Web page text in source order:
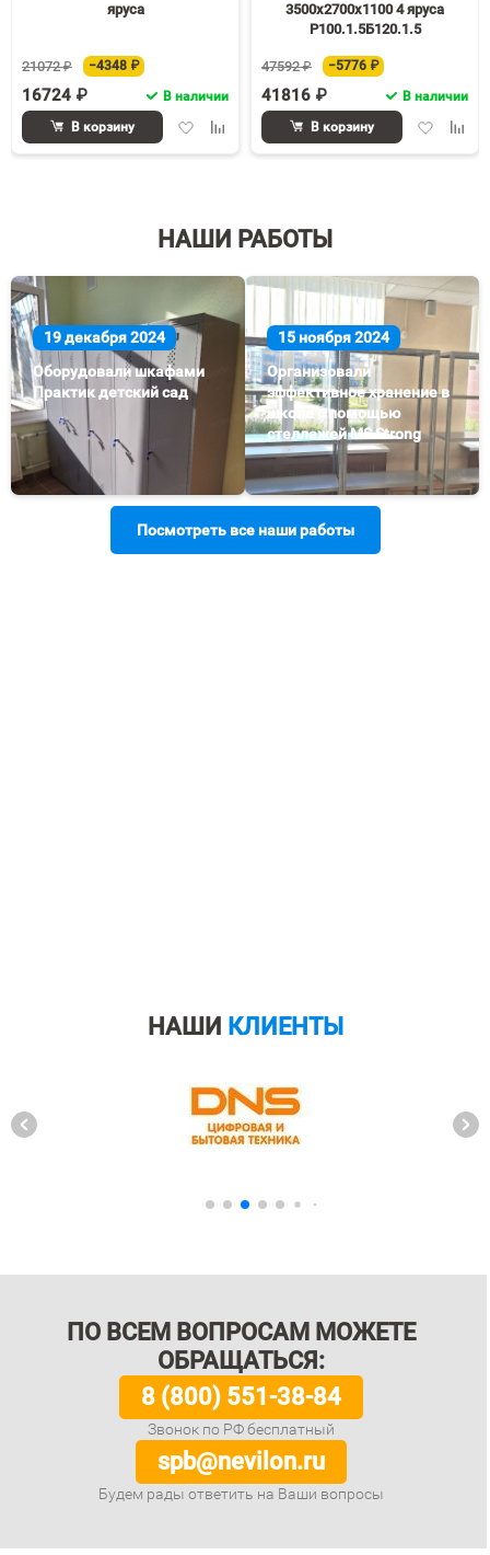
яруса
21072 ₽ −4348 ₽
16724 ₽ В наличии
ДобавитьДобавить
В корзину
3500х2700х1100 4 яруса
Р100.1.5Б120.1.5
47592 ₽ −5776 ₽
41816 ₽ В наличии
Добавить
В корзину
НАШИ РАБОТЫ
19 декабря 2024
Оборудовали шкафами
Практик детский сад
15 ноября 2024
Организовали
эффективное хранение в
школе с помощью
стеллажей MS Strong
Посмотреть все наши работы
НАШИ КЛИЕНТЫ
ПО ВСЕМ ВОПРОСАМ МОЖЕТЕ
ОБРАЩАТЬСЯ:
8 (800) 551-38-84
Звонок по РФ бесплатный
spb@nevilon.ru
Будем рады ответить на Ваши вопросы